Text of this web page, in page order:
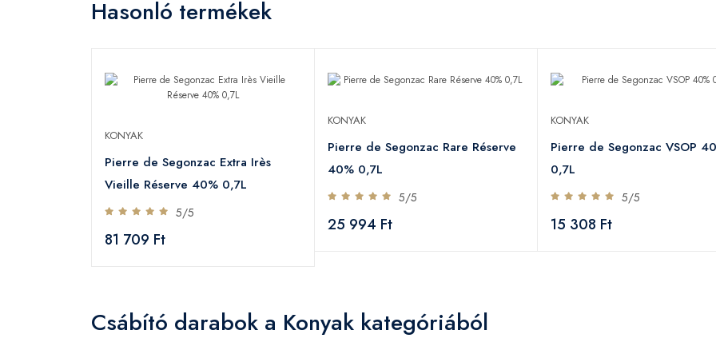
Hasonló termékek
KONYAK
Pierre de Segonzac Extra Irès
Vieille Réserve 40% 0,7L
5/5
81 709 Ft
KONYAK
Pierre de Segonzac Rare Réserve
40% 0,7L
5/5
25 994 Ft
KONYAK
Pierre de Segonzac VSOP
0,7L
5/5
15 308 Ft
Csábító darabok a Konyak kategóriából